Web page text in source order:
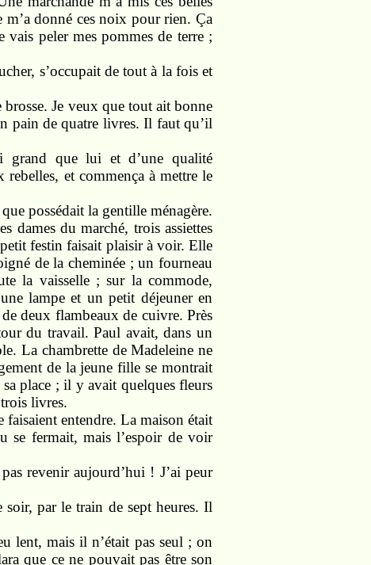
m’a donné ces noix pour rien. Ça
peler mes pommes de terre ;
s’occupait de tout à la fois et
Je veux que tout ait bonne
pain de quatre livres. Il faut qu’il
grand que lui et d’une qualité
et commença à mettre le
possédait la gentille ménagère.
dames du marché, trois assiettes
festin faisait plaisir à voir. Elle
de la cheminée ; un fourneau
la vaisselle ; sur la commode,
lampe et un petit déjeuner en
deux flambeaux de cuivre. Près
du travail. Paul avait, dans un
La chambrette de Madeleine ne
de la jeune fille se montrait
place ; il y avait quelques fleurs
livres.
entendre. La maison était
se fermait, mais l’espoir de voir
revenir aujourd’hui ! J’ai peur
par le train de sept heures. Il
lent, mais il n’était pas seul ; on
que ce ne pouvait pas être son